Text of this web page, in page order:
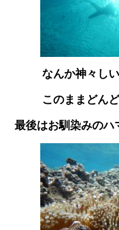
なんか神々し
このままどん
最後はお馴染みのハ